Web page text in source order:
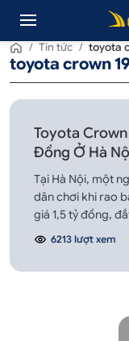
/ Tin tức / toyota
toyota crown
Toyota Crown
Đồng Ở Hà
Tại Hà Nội, một
dân chơi khi rao
giá 1,5 tỷ đồng,
thế hệ mới (1,37
6213 lượt xem